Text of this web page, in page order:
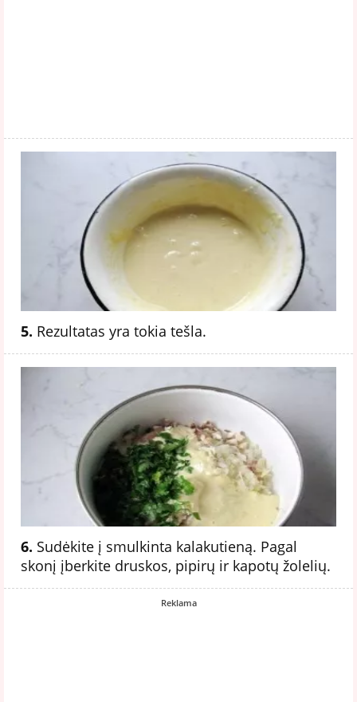
5. Rezultatas yra tokia tešla.
6. Sudėkite į smulkinta kalakutieną. Pagal
skonį įberkite druskos, pipirų ir kapotų žolelių.
Reklama